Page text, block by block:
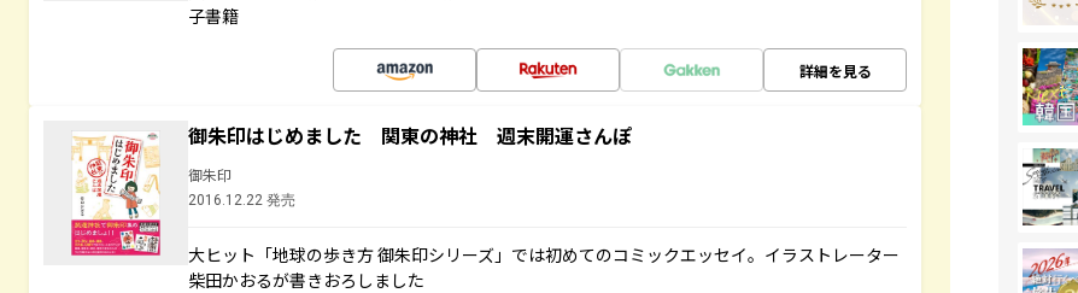
子書籍
詳細を見る
御朱印はじめました 関東の神社 週末開運さんぽ
御朱印
2016.12.22 発売
大ヒット「地球の歩き方 御朱印シリーズ」では初めてのコミックエッセイ。イラストレーター
柴田かおるが書きおろしました